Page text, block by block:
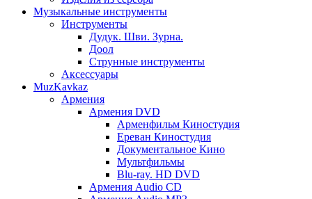
Музыкальные инструменты
Инструменты
Дудук. Шви. Зурна.
Доол
Струнные инструменты
Аксессуары
MuzKavkaz
Армения
Армения DVD
Арменфильм Киностудия
Ереван Киностудия
Документальное Кино
Мультфильмы
Blu-ray. HD DVD
Армения Audio CD